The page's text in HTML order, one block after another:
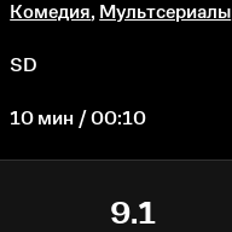
Комедия, Мультсериалы
SD
10 мин / 00:10
9.1